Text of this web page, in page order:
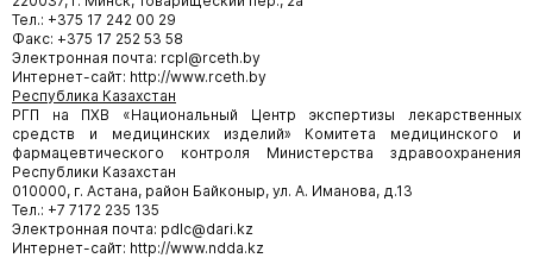
Тел.: +375 17 242 00 29
Факс: +375 17 252 53 58
Электронная почта: rcpl@rceth.by
Интернет-сайт: http://www.rceth.by
Республика Казахстан
РГП на ПХВ «Национальный Центр экспертизы лекарственных
средств и медицинских изделий» Комитета медицинского и
фармацевтического контроля Министерства здравоохранения
Республики Казахстан
010000, г. Астана, район Байконыр, ул. А. Иманова, д.13
Тел.: +7 7172 235 135
Электронная почта: pdlc@dari.kz
Интернет-сайт: http://www.ndda.kz